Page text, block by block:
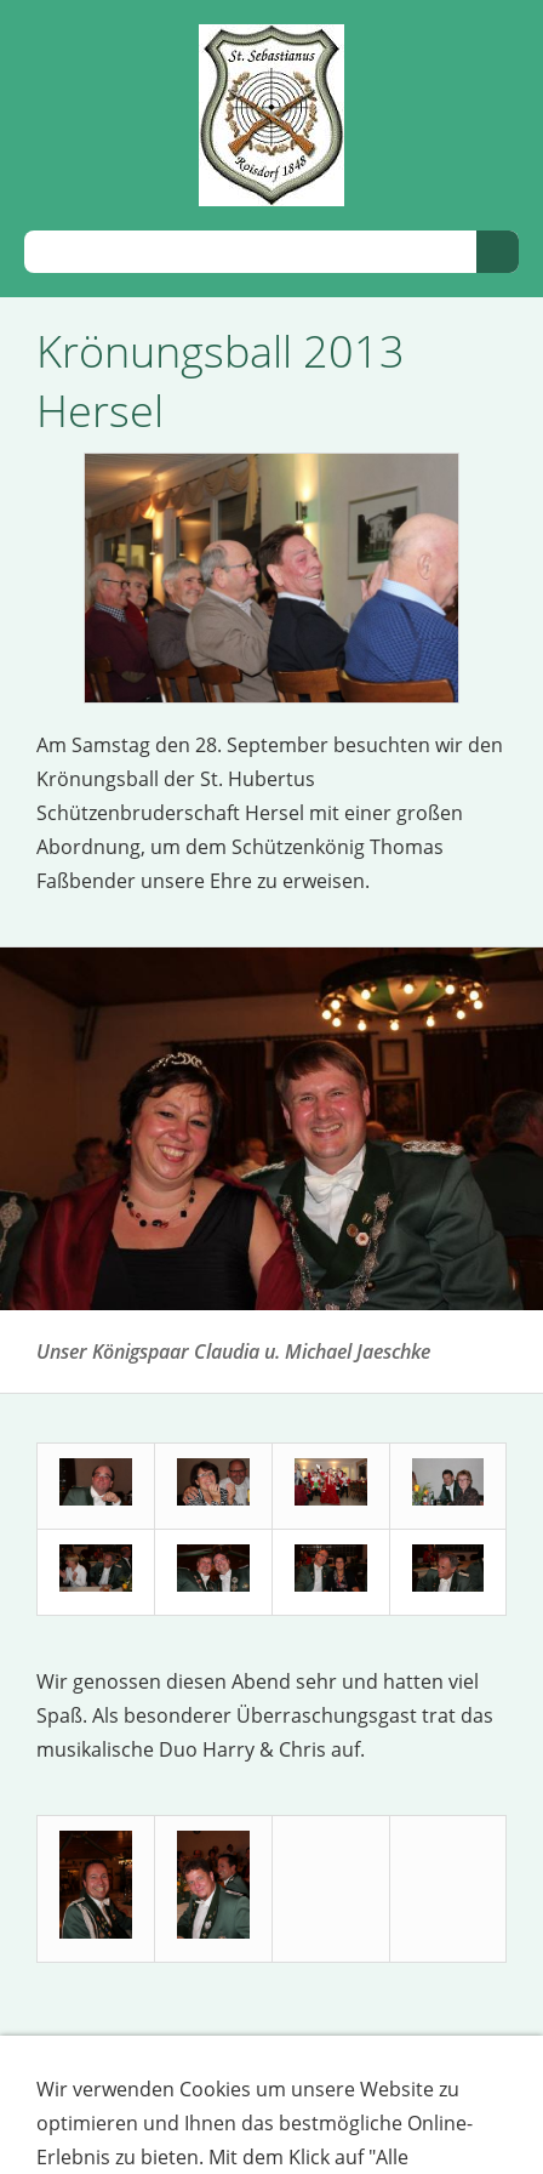
Krönungsball 2013
Hersel
Am Samstag den 28. September besuchten wir den
Krönungsball der St. Hubertus
Schützenbruderschaft Hersel mit einer großen
Abordnung, um dem Schützenkönig Thomas
Faßbender unsere Ehre zu erweisen.
Unser Königspaar Claudia u. Michael Jaeschke
Wir genossen diesen Abend sehr und hatten viel
Spaß. Als besonderer Überraschungsgast trat das
musikalische Duo Harry & Chris auf.
Wir verwenden Cookies um unsere Website zu
optimieren und Ihnen das bestmögliche Online-
Erlebnis zu bieten. Mit dem Klick auf "Alle